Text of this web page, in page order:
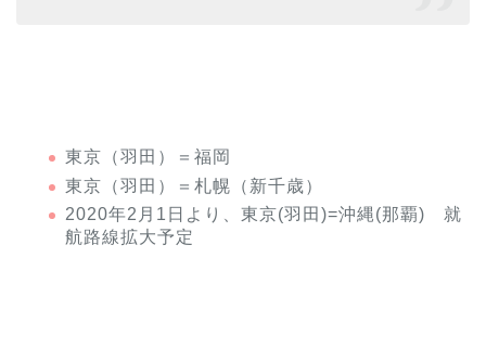
東京（羽田）＝福岡
東京（羽田）＝札幌（新千歳）
2020年2月1日より、東京(羽田)=沖縄(那覇) 就
航路線拡大予定